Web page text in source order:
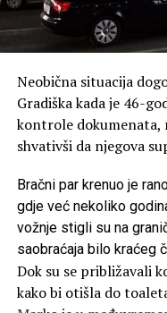
Neobična situacija
Gradiška kada je 46-
kontrole dokumenata,
shvativši da njegova
Bračni par krenuo je
gdje već nekoliko
vožnje stigli su na
saobraćaja bilo kraćeg
Dok su se približavali
kako bi otišla do